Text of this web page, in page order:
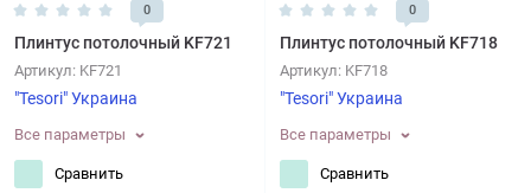
0
Плинтус потолочный KF721
Артикул: KF721
"Tesori" Украина
Все параметры
Сравнить
0
Плинтус потолочный KF718
Артикул: KF718
"Tesori" Украина
Все параметры
Сравнить